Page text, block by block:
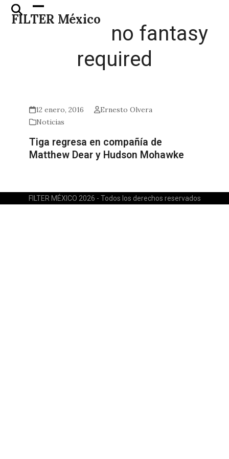
Skip
FILTER México
Open
mobile
Close
mobile
no fantasy
required
12 enero, 2016
Ernesto Olvera
Noticias
Tiga regresa en compañía de
Matthew Dear y Hudson Mohawke
FILTER MÉXICO 2026 - Todos los derechos reservados